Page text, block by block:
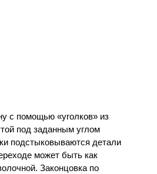
с помощью «уголков» из
под заданным углом
подстыковываются детали
может быть как
Законцовка по